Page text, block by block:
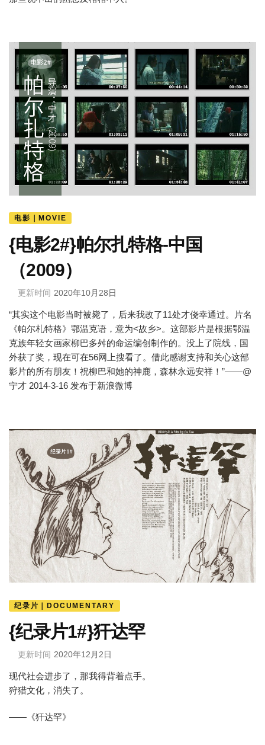
电影｜MOVIE
{电影2#}帕尔扎特格-中国
（2009）
更新时间 2020年10月28日
“其实这个电影当时被毙了，后来我改了11处才侥幸通过。片名
《帕尔札特格》鄂温克语，意为<故乡>。这部影片是根据鄂温
克族年轻女画家柳巴多舛的命运编创制作的。没上了院线，国
外获了奖，现在可在56网上搜看了。借此感谢支持和关心这部
影片的所有朋友！祝柳巴和她的神鹿，森林永远安祥！”——@
宁才 2014-3-16 发布于新浪微博
纪录片｜DOCUMENTARY
{纪录片1#}犴达罕
更新时间 2020年12月2日
现代社会进步了，那我得背着点手。
狩猎文化，消失了。
——《犴达罕》